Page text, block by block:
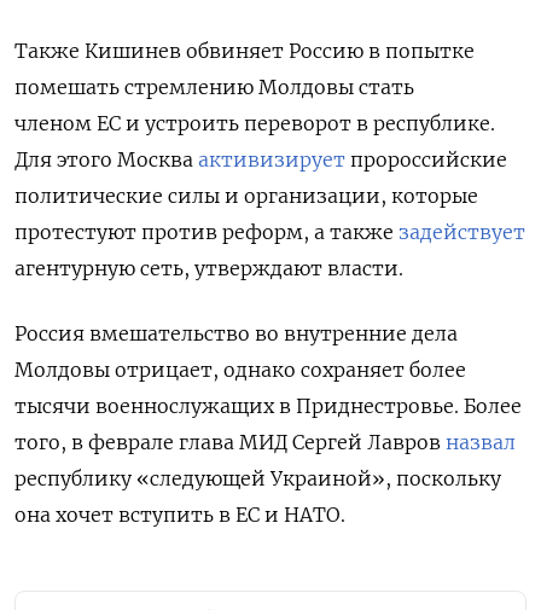
Также Кишинев обвиняет Россию в попытке
помешать стремлению Молдовы стать
членом ЕС и устроить переворот в республике.
Для этого Москва активизирует пророссийские
политические силы и организации, которые
протестуют против реформ, а также задействует
агентурную сеть, утверждают власти.
Россия вмешательство во внутренние дела
Молдовы отрицает, однако сохраняет более
тысячи военнослужащих в Приднестровье. Более
того, в феврале глава МИД Сергей Лавров назвал
республику «следующей Украиной», поскольку
она хочет вступить в ЕС и НАТО.